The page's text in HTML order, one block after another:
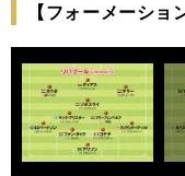
【フォーメーシ